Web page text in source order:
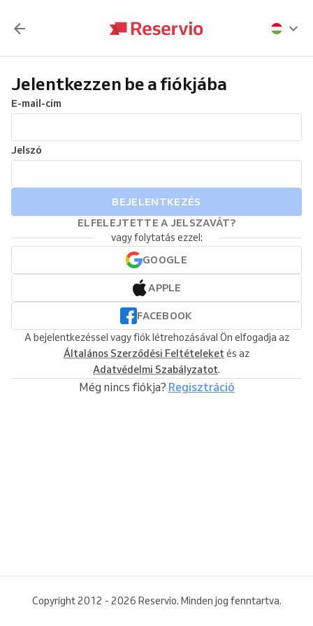
Jelentkezzen be a fiókjába
E-mail-cím
Jelszó
BEJELENTKEZÉS
ELFELEJTETTE A JELSZAVÁT?
vagy folytatás ezzel:
GOOGLE
APPLE
FACEBOOK
A bejelentkezéssel vagy fiók létrehozásával Ön elfogadja az
Általános Szerződési Feltételeketés az
Adatvédelmi Szabályzatot.
Még nincs fiókja? Regisztráció
Copyright 2012 - 2026 Reservio. Minden jog fenntartva.